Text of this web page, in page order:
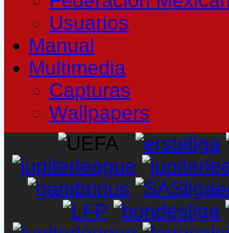
Usuarios
Manual
Multimedia
Capturas
Wallpapers